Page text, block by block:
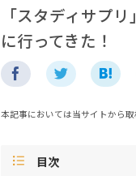
「スタディサプ
に行ってきた！
本記事においては当サイトから
目次